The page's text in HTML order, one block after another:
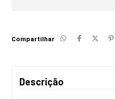
Compartilhar
Descrição